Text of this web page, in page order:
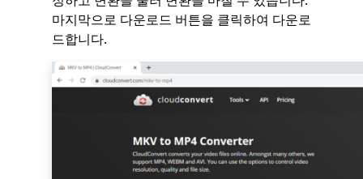
마지막으로 다운로드 버튼을 클릭하여 다운로
드합니다.